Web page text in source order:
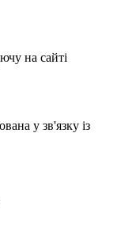
на сайті
у зв'язку із